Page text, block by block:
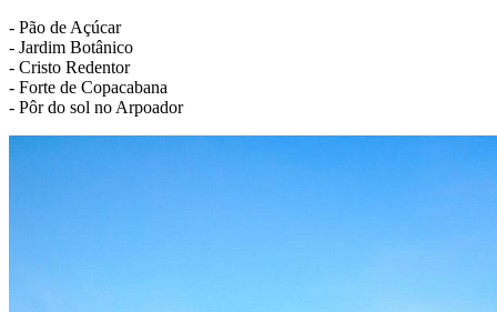
- Pão de Açúcar
- Jardim Botânico
- Cristo Redentor
- Forte de Copacabana
- Pôr do sol no Arpoador